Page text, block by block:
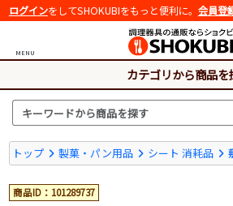
ログインをしてSHOKUBIをもっと便利に。 会員登
MENU
カテゴリから商品を
トップ 製菓・パン用品 シート 消耗品
商品ID：101289737